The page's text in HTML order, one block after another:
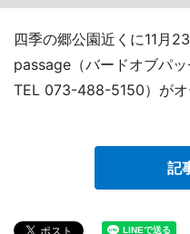
四季の郷公園近くに11月
passage（バードオブパッ
TEL 073-488-5150）がオ
記